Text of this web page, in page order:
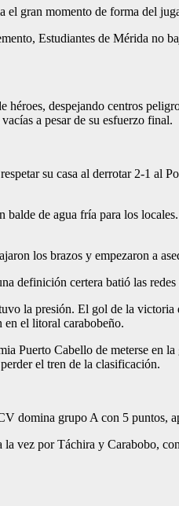
gran momento de forma del
Estudiantes de Mérida no
héroes, despejando centros
a pesar de su esfuerzo final.
su casa al derrotar 2-1 al
de agua fría para los
los brazos y empezaron a
definición certera batió las
la presión. El gol de la
en el litoral carabobeño.
Puerto Cabello de meterse
el tren de la clasificación.
domina grupo A con 5
vez por Táchira y Carabobo,